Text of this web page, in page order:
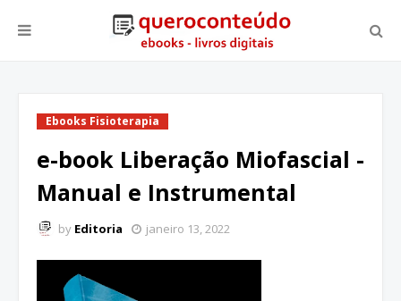
Ebooks Fisioterapia
e-book Liberação Miofascial -
Manual e Instrumental
by Editoria janeiro 13, 2022